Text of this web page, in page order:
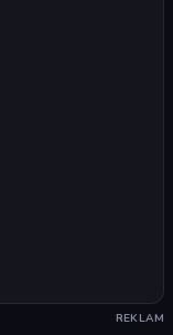
REKLAM